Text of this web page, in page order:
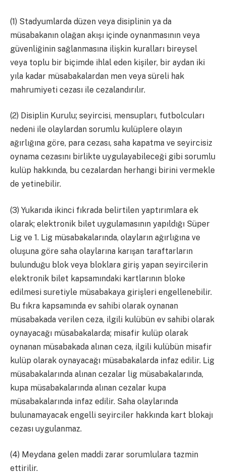
(1) Stadyumlarda düzen veya disiplinin ya da
müsabakanın olağan akışı içinde oynanmasının veya
güvenliğinin sağlanmasına ilişkin kuralları bireysel
veya toplu bir biçimde ihlal eden kişiler, bir aydan iki
yıla kadar müsabakalardan men veya süreli hak
mahrumiyeti cezası ile cezalandırılır.
(2) Disiplin Kurulu; seyircisi, mensupları, futbolcuları
nedeni ile olaylardan sorumlu kulüplere olayın
ağırlığına göre, para cezası, saha kapatma ve seyircisiz
oynama cezasını birlikte uygulayabileceği gibi sorumlu
kulüp hakkında, bu cezalardan herhangi birini vermekle
de yetinebilir.
(3) Yukarıda ikinci fıkrada belirtilen yaptırımlara ek
olarak; elektronik bilet uygulamasının yapıldığı Süper
Lig ve 1. Lig müsabakalarında, olayların ağırlığına ve
oluşuna göre saha olaylarına karışan taraftarların
bulunduğu blok veya bloklara giriş yapan seyircilerin
elektronik bilet kapsamındaki kartlarının bloke
edilmesi suretiyle müsabakaya girişleri engellenebilir.
Bu fıkra kapsamında ev sahibi olarak oynanan
müsabakada verilen ceza, ilgili kulübün ev sahibi olarak
oynayacağı müsabakalarda; misafir kulüp olarak
oynanan müsabakada alınan ceza, ilgili kulübün misafir
kulüp olarak oynayacağı müsabakalarda infaz edilir. Lig
müsabakalarında alınan cezalar lig müsabakalarında,
kupa müsabakalarında alınan cezalar kupa
müsabakalarında infaz edilir. Saha olaylarında
bulunamayacak engelli seyirciler hakkında kart blokajı
cezası uygulanmaz.
(4) Meydana gelen maddi zarar sorumlulara tazmin
ettirilir.